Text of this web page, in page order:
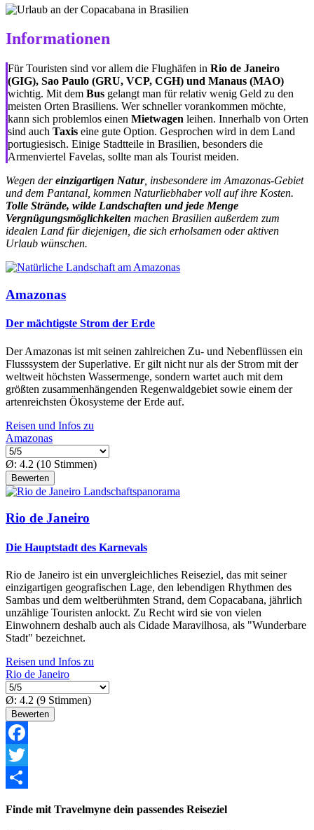
Informationen
Für Touristen sind vor allem die Flughäfen in Rio de Janeiro
(GIG), Sao Paulo (GRU, VCP, CGH) und Manaus (MAO)
wichtig. Mit dem Bus gelangt man für relativ wenig Geld zu den
meisten Orten Brasiliens. Wer schneller vorankommen möchte,
kann sich problemlos einen Mietwagen leihen. Innerhalb von Orten
sind auch Taxis eine gute Option. Gesprochen wird in dem Land
portugiesisch. Einige Stadtteile in Brasilien, besonders die
Armenviertel Favelas, sollte man als Tourist meiden.
Wegen dereinzigartigen Natur, insbesondere im Amazonas-Gebiet
und dem Pantanal, kommen Naturliebhaber voll auf ihre Kosten.
Tolle Strände, wilde Landschaften und jede Menge
Vergnügungsmöglichkeiten machen Brasilien außerdem zum
idealen Land für diejenigen, die sich erholsamen oder aktiven
Urlaub wünschen.
Amazonas
Der mächtigste Strom der Erde
Der Amazonas ist mit seinen zahlreichen Zu- und Nebenflüssen ein
Flusssystem der Superlative. Er gilt nicht nur als der Strom mit der
weltweit höchsten Wassermenge, sondern wartet auch mit dem
größten zusammenhängenden Regenwaldgebiet sowie einem der
artenreichsten Ökosysteme der Erde auf.
Reisen und Infos zu
Amazonas
Ø: 4.2 (10 Stimmen)
Rio de Janeiro
Die Hauptstadt des Karnevals
Rio de Janeiro ist ein unvergleichliches Reiseziel, das mit seiner
einzigartigen geografischen Lage, den lebendigen Rhythmen des
Sambas und dem weltberühmten Strand, dem Copacabana, jährlich
unzählige Touristen anlockt. Zu Recht wird sie von vielen
Einwohnern deshalb auch als Cidade Maravilhosa, als "Wunderbare
Stadt" bezeichnet.
Reisen und Infos zu
Rio de Janeiro
Ø: 4.2 (9 Stimmen)
Facebook
Twitter
Finde mit Travelmyne dein passendes Reiseziel